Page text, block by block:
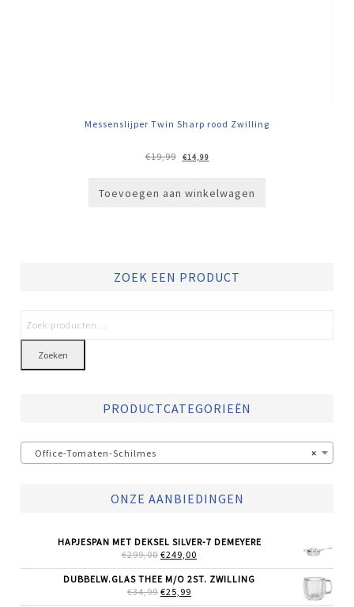
Messenslijper Twin Sharp rood Zwilling
€19,99
Oorspronkelijke
prijs
€14,99Huidige
prijs
Toevoegen aan winkelwagen
ZOEK EEN PRODUCT
Zoeken
PRODUCTCATEGORIEËN
×
Office-Tomaten-Schilmes
ONZE AANBIEDINGEN
HAPJESPAN MET DEKSEL SILVER-7 DEMEYERE
€299,00 OORSPRONKELIJKE
WAS:
€299,00.
€249,00
IS:
DUBBELW.GLAS THEE M/O 2ST. ZWILLING
€34,99 OORSPRONKELIJKE
€25,99